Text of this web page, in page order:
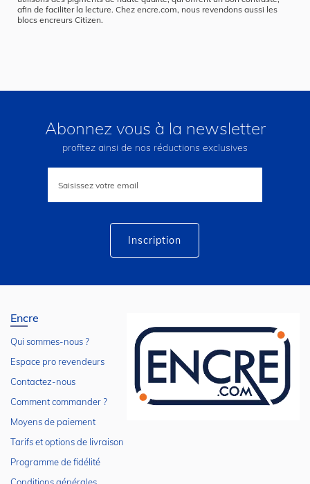
afin de faciliter la lecture. Chez encre.com, nous revendons aussi les
blocs encreurs Citizen.
Abonnez vous à la newsletter
profitez ainsi de nos réductions exclusives
lettre
Inscription
Encre
Qui sommes-nous ?
Espace pro revendeurs
Contactez-nous
Comment commander ?
Moyens de paiement
Tarifs et options de livraison
Programme de fidélité